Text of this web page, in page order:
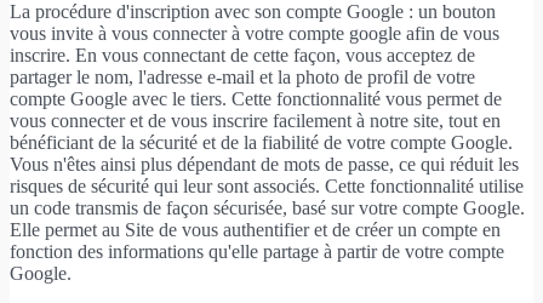
La procédure d'inscription avec son compte Google : un bouton
vous invite à vous connecter à votre compte google afin de vous
inscrire. En vous connectant de cette façon, vous acceptez de
partager le nom, l'adresse e-mail et la photo de profil de votre
compte Google avec le tiers. Cette fonctionnalité vous permet de
vous connecter et de vous inscrire facilement à notre site, tout en
bénéficiant de la sécurité et de la fiabilité de votre compte Google.
Vous n'êtes ainsi plus dépendant de mots de passe, ce qui réduit les
risques de sécurité qui leur sont associés. Cette fonctionnalité utilise
un code transmis de façon sécurisée, basé sur votre compte Google.
Elle permet au Site de vous authentifier et de créer un compte en
fonction des informations qu'elle partage à partir de votre compte
Google.